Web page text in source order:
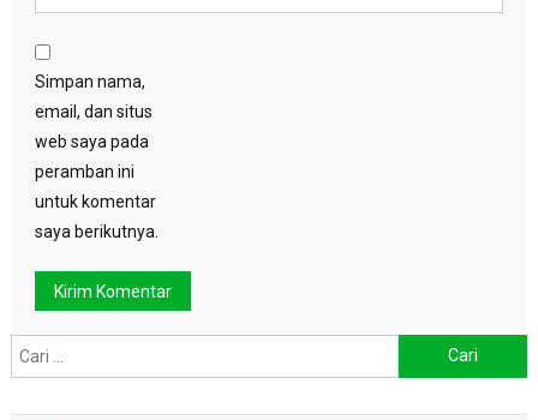
Simpan nama,
email, dan situs
web saya pada
peramban ini
untuk komentar
saya berikutnya.
untuk: